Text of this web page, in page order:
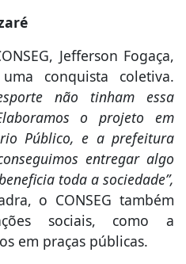
Jefferson Fogaça,
conquista coletiva.
não tinham essa
o projeto em
Público, e a prefeitura
entregar algo
toda a sociedade”,
o CONSEG também
sociais, como a
em praças públicas.